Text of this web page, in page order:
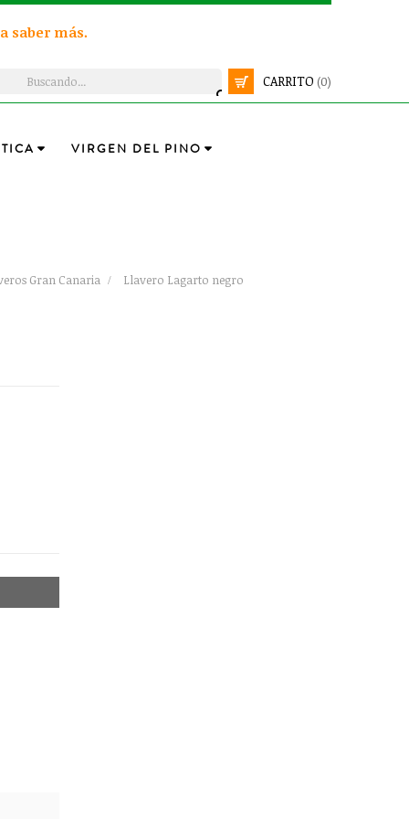
saber más.
CARRITO (0)
VIRGEN DEL PINO
Gran Canaria Llavero Lagarto negro